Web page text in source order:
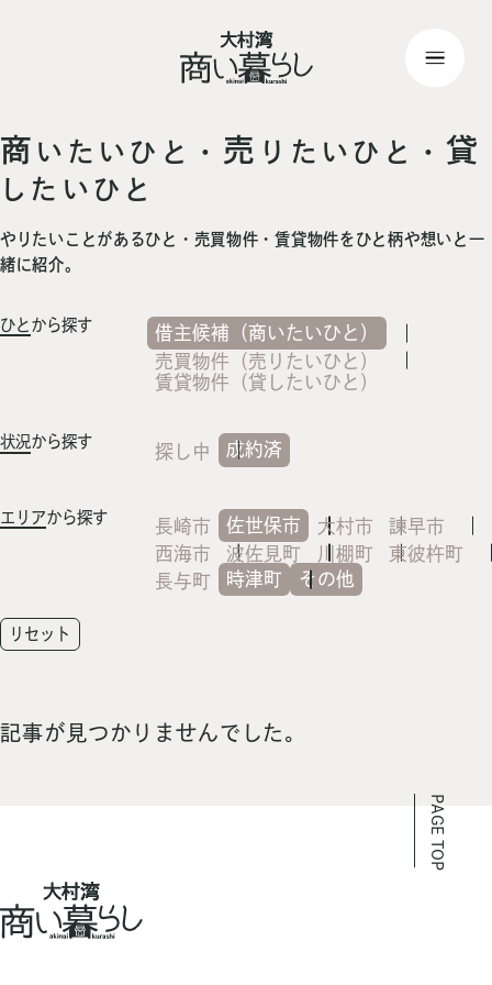
商 いたいひと・ 売 りたいひと・貸
したいひと
やりたいことがあるひと・売買物件・賃貸物件をひと柄や想いと一
緒に紹介。
ひと から探す
借主候補（商いたいひと）
売買物件（売りたいひと）
賃貸物件（貸したいひと）
状況から探す
探し中 成約済
エリアから探す
長崎市 佐世保市 大村市
諫早市
西海市
波佐見町 川棚町
東彼杵町
長与町
時津町 その他
リセット
記事が見つかりませんでした。
PAGE TOP